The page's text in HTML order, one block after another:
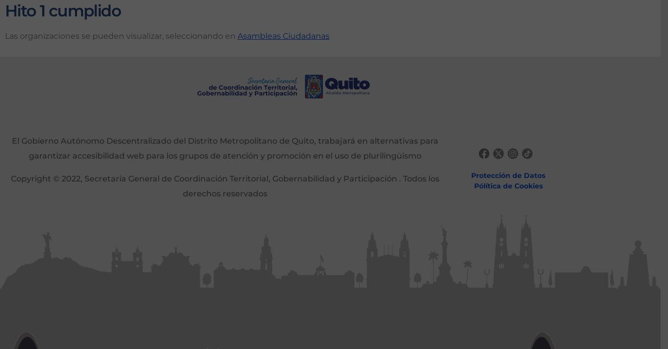
Hito 1 cumplido
Las organizaciones se pueden visualizar, seleccionando en Asambleas Ciudadanas
El Gobierno Autónomo Descentralizado del Distrito Metropolitano de Quito, trabajará en alternativas para
garantizar accesibilidad web para los grupos de atención y promoción en el uso de plurilingüismo
Copyright © 2022, Secretaría General de Coordinación Territorial, Gobernabilidad y Participación . Todos los
derechos reservados
Protección de Datos
Pólítica de Cookies